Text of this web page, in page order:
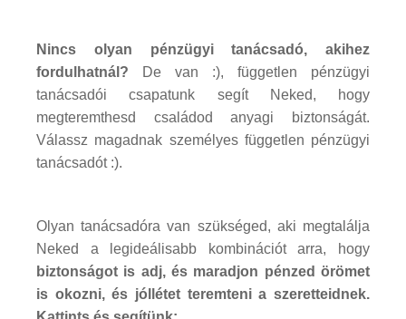
Nincs olyan pénzügyi tanácsadó, akihez
fordulhatnál? De van :), független pénzügyi
tanácsadói csapatunk segít Neked, hogy
megteremthesd családod anyagi biztonságát.
Válassz magadnak személyes független pénzügyi
tanácsadót :).
Olyan tanácsadóra van szükséged, aki megtalálja
Neked a legideálisabb kombinációt arra, hogy
biztonságot is adj, és maradjon pénzed örömet
is okozni, és jóllétet teremteni a szeretteidnek.